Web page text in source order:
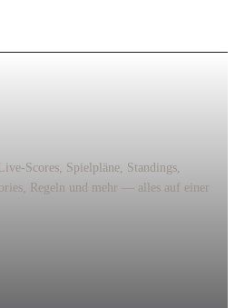
Scores, Spielpläne, Standings,
Regeln und mehr — alles auf einer